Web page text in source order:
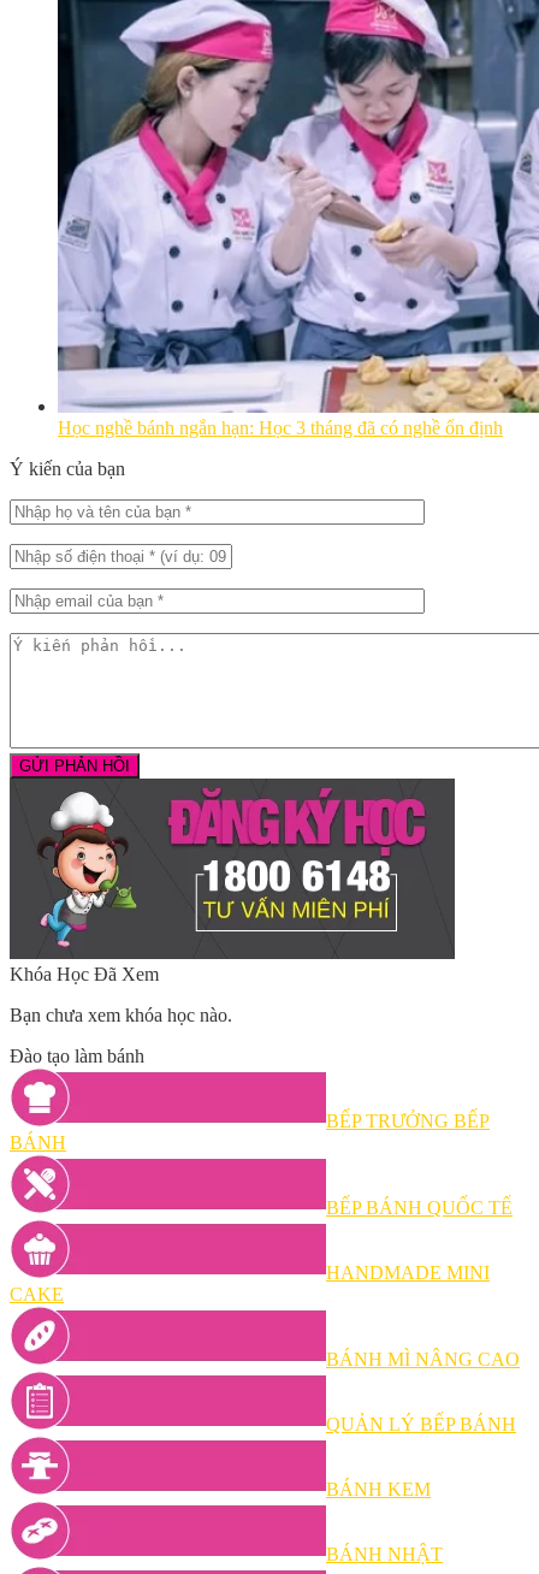
Học nghề bánh ngắn hạn: Học 3 tháng đã có nghề ổn định
Ý kiến của bạn
Khóa Học Đã Xem
Bạn chưa xem khóa học nào.
Đào tạo làm bánh
BẾP TRƯỞNG BẾP
BÁNH
BẾP BÁNH QUỐC TẾ
HANDMADE MINI
CAKE
BÁNH MÌ NÂNG CAO
QUẢN LÝ BẾP BÁNH
BÁNH KEM
BÁNH NHẬT